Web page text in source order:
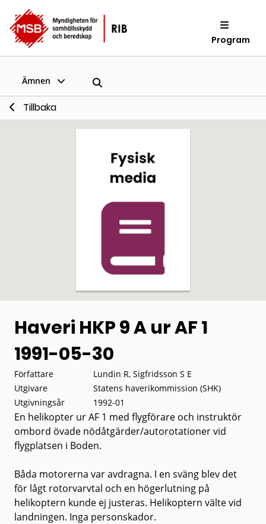
Program
Ämnen
Tillbaka
Haveri HKP 9 A ur AF 1
1991-05-30
Författare
Lundin R, Sigfridsson S E
Utgivare
Statens haverikommission (SHK)
Utgivningsår
1992-01
En helikopter ur AF 1 med flygförare och instruktör
ombord övade nödåtgärder/autorotationer vid
flygplatsen i Boden.
Båda motorerna var avdragna. I en sväng blev det
för lågt rotorvarvtal och en högerlutning på
helikoptern kunde ej justeras. Helikoptern välte vid
landningen. Inga personskador.